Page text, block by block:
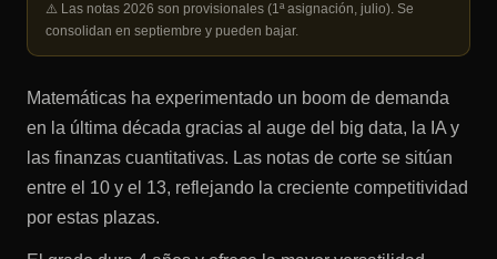
⚠️ Las notas 2026 son provisionales (1ª asignación, julio). Se
consolidan en septiembre y pueden bajar.
Matemáticas ha experimentado un boom de demanda
en la última década gracias al auge del big data, la IA y
las finanzas cuantitativas. Las notas de corte se sitúan
entre el 10 y el 13, reflejando la creciente competitividad
por estas plazas.